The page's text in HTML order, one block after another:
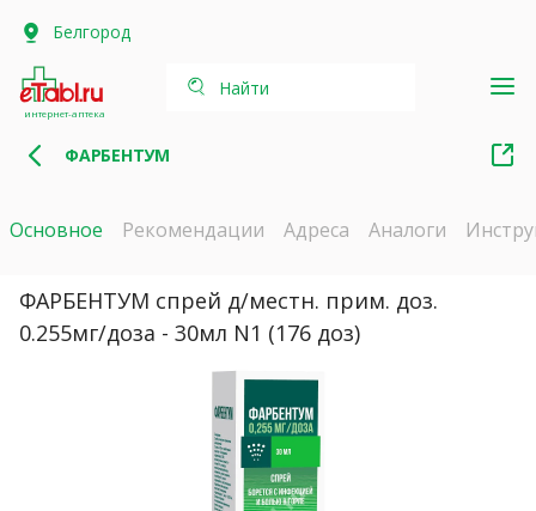
Белгород
интернет-аптека
Найти
ФАРБЕНТУМ
Основное Рекомендации Адреса Аналоги
ФАРБЕНТУМ спрей д/местн. прим. доз.
0.255мг/доза - 30мл N1 (176 доз)